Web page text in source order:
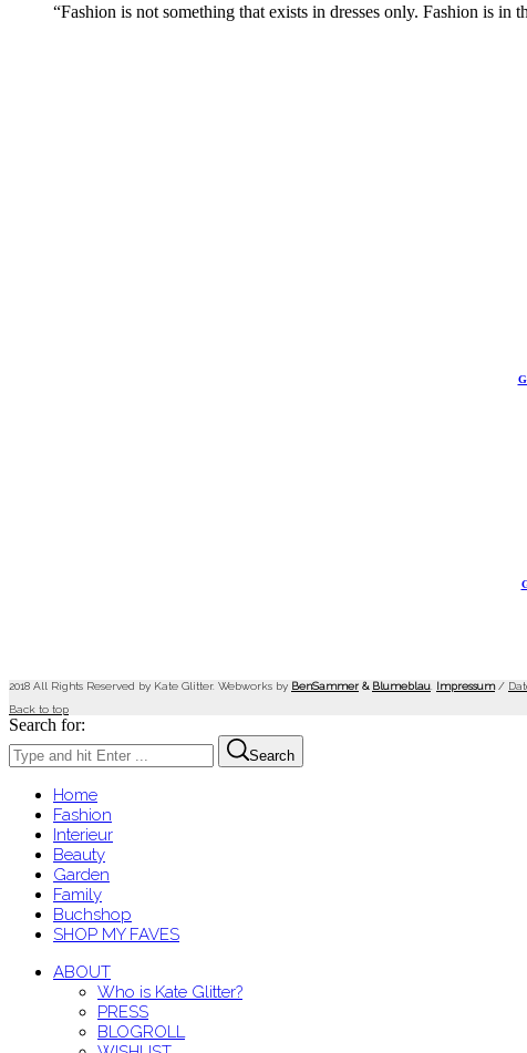
“Fashion is not something that exists in dresses only. Fashion is
2018 All Rights Reserved by Kate Glitter. Webworks by BenSammer & Blumeblau Impressum/
Back to top
Search for:
Search
Home
Fashion
Interieur
Beauty
Garden
Family
Buchshop
SHOP MY FAVES
ABOUT
Who is Kate Glitter?
PRESS
BLOGROLL